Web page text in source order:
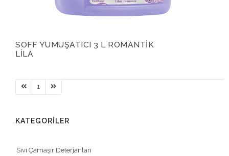
SOFF YUMUŞATICI 3 L ROMANTİK
LİLA
1
KATEGORİLER
Sıvı Çamaşır Deterjanları